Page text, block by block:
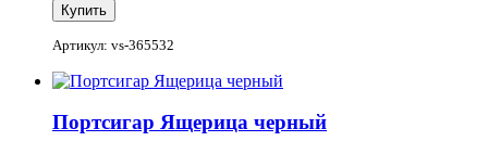
Артикул: vs-365532
Портсигар Ящерица черный